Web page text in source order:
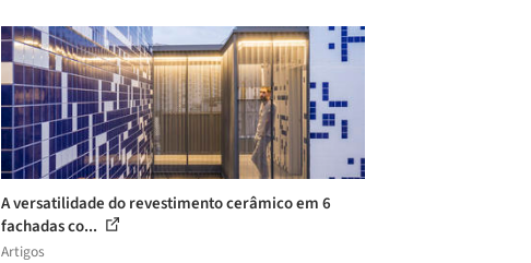
A versatilidade do revestimento cerâmico em 6
fachadas co...
Artigos